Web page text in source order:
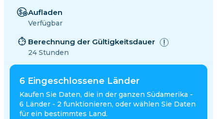
6 Eingeschlossene Länder
Kaufen Sie Daten, die in der ganzen Südamerika -
6 Länder - 2 funktionieren, oder wählen Sie Daten
für ein bestimmtes Land.
Aufladen
Verfügbar
Berechnung der Gültigkeitsdauer
24 Stunden